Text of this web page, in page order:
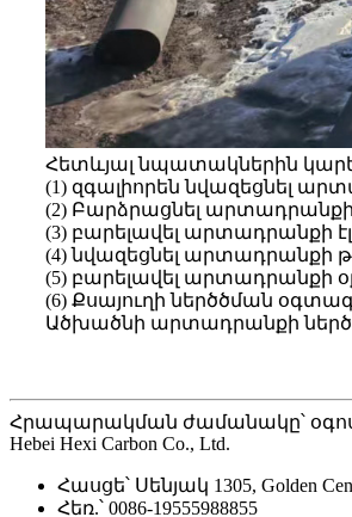
Հետևյալ նպատակներին
(1) զգալիորեն նվազեցնել
(2) Բարձրացնել
(3) բարելավել արտադրանքի
(4) նվազեցնել արտադրանքի
(5) բարելավել արտադրանքի
(6) Քսայուղի ներծծման
Ածխածնի արտադրանքի
Հրապարակման ժամանակը՝
Hebei Hexi Carbon Co., Ltd.
Հասցե՝ Սենյակ 1305, Golden
Հեռ.՝ 0086-19555988855